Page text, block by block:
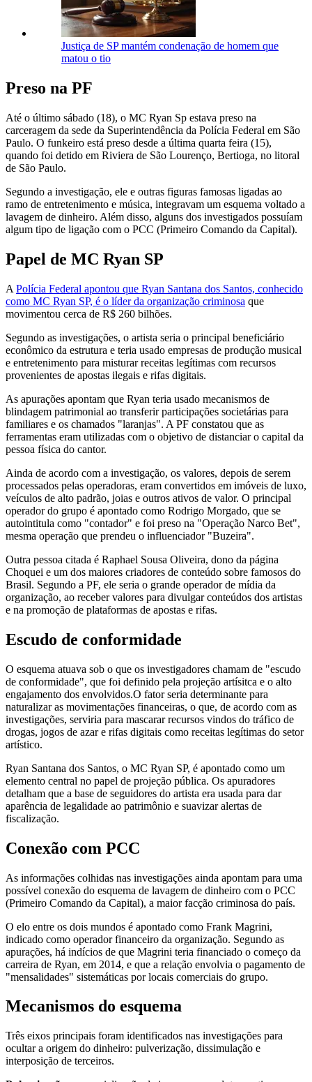
Justiça de SP mantém condenação de homem que
matou o tio
Preso na PF
Até o último sábado (18), o MC Ryan Sp estava preso na
carceragem da sede da Superintendência da Polícia Federal em São
Paulo. O funkeiro está preso desde a última quarta feira (15),
quando foi detido em Riviera de São Lourenço, Bertioga, no litoral
de São Paulo.
Segundo a investigação, ele e outras figuras famosas ligadas ao
ramo de entretenimento e música, integravam um esquema voltado a
lavagem de dinheiro. Além disso, alguns dos investigados possuíam
algum tipo de ligação com o PCC (Primeiro Comando da Capital).
Papel de MC Ryan SP
A Polícia Federal apontou que Ryan Santana dos Santos, conhecido
como MC Ryan SP, é o líder da organização criminosa que
movimentou cerca de R$ 260 bilhões.
Segundo as investigações, o artista seria o principal beneficiário
econômico da estrutura e teria usado empresas de produção musical
e entretenimento para misturar receitas legítimas com recursos
provenientes de apostas ilegais e rifas digitais.
As apurações apontam que Ryan teria usado mecanismos de
blindagem patrimonial ao transferir participações societárias para
familiares e os chamados "laranjas". A PF constatou que as
ferramentas eram utilizadas com o objetivo de distanciar o capital da
pessoa física do cantor.
Ainda de acordo com a investigação, os valores, depois de serem
processados pelas operadoras, eram convertidos em imóveis de luxo,
veículos de alto padrão, joias e outros ativos de valor. O principal
operador do grupo é apontado como Rodrigo Morgado, que se
autointitula como "contador" e foi preso na "Operação Narco Bet",
mesma operação que prendeu o influenciador "Buzeira".
Outra pessoa citada é Raphael Sousa Oliveira, dono da página
Choquei e um dos maiores criadores de conteúdo sobre famosos do
Brasil. Segundo a PF, ele seria o grande operador de mídia da
organização, ao receber valores para divulgar conteúdos dos artistas
e na promoção de plataformas de apostas e rifas.
Escudo de conformidade
O esquema atuava sob o que os investigadores chamam de "escudo
de conformidade", que foi definido pela projeção artísitca e o alto
engajamento dos envolvidos.O fator seria determinante para
naturalizar as movimentações financeiras, o que, de acordo com as
investigações, serviria para mascarar recursos vindos do tráfico de
drogas, jogos de azar e rifas digitais como receitas legítimas do setor
artístico.
Ryan Santana dos Santos, o MC Ryan SP, é apontado como um
elemento central no papel de projeção pública. Os apuradores
detalham que a base de seguidores do artista era usada para dar
aparência de legalidade ao patrimônio e suavizar alertas de
fiscalização.
Conexão com PCC
As informações colhidas nas investigações ainda apontam para uma
possível conexão do esquema de lavagem de dinheiro com o PCC
(Primeiro Comando da Capital), a maior facção criminosa do país.
O elo entre os dois mundos é apontado como Frank Magrini,
indicado como operador financeiro da organização. Segundo as
apurações, há indícios de que Magrini teria financiado o começo da
carreira de Ryan, em 2014, e que a relação envolvia o pagamento de
"mensalidades" sistemáticas por locais comerciais do grupo.
Mecanismos do esquema
Três eixos principais foram identificados nas investigações para
ocultar a origem do dinheiro: pulverização, dissimulação e
interposição de terceiros.